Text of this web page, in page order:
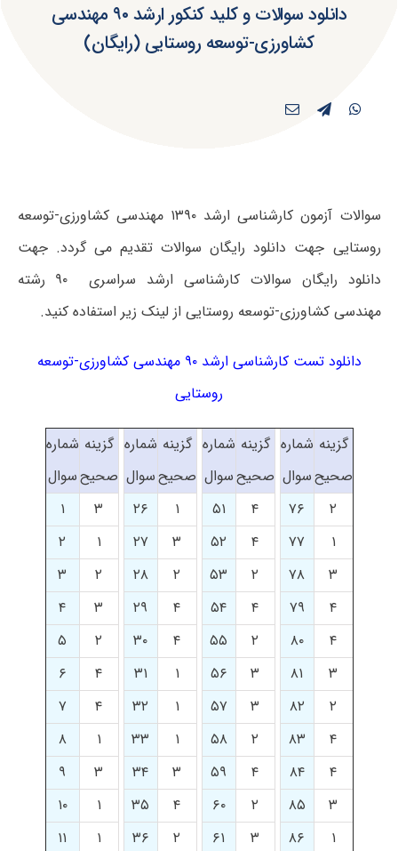
دانلود سوالات و کلید کنکور ارشد ۹۰ مهندسی
کشاورزی-توسعه روستایی (رایگان)
سوالات آزمون کارشناسی ارشد ۱۳۹۰ مهندسی کشاورزی-توسعه
روستایی جهت دانلود رایگان سوالات تقدیم می گردد. جهت
دانلود رایگان سوالات کارشناسی ارشد سراسری ۹۰ رشته
مهندسی کشاورزی-توسعه روستایی از لینک زیر استفاده کنید.
دانلود تست کارشناسی ارشد ۹۰ مهندسی کشاورزی-توسعه
روستایی
گزینه
صحیح
شماره
سوال
گزینه
صحیح
شماره
سوال
گزینه
صحیح
شماره
سوال
گزینه
صحیح
شماره
سوال
۲
۷۶ ۴ ۵۱ ۱ ۲۶ ۳
۱
۱
۷۷ ۴ ۵۲ ۳ ۲۷ ۱
۲
۳
۷۸ ۲ ۵۳ ۲ ۲۸ ۲
۳
۴
۷۹ ۴ ۵۴ ۴ ۲۹ ۳
۴
۴
۸۰ ۲ ۵۵ ۴ ۳۰ ۲
۵
۳
۸۱ ۳ ۵۶ ۱ ۳۱ ۴
۶
۲
۸۲ ۳ ۵۷ ۱ ۳۲ ۴
۷
۴
۸۳ ۲ ۵۸ ۱ ۳۳ ۱
۸
۴
۸۴ ۴ ۵۹ ۳ ۳۴ ۳
۹
۳
۸۵ ۲ ۶۰ ۴ ۳۵ ۱
۱۰
۱
۸۶ ۳ ۶۱ ۲ ۳۶ ۱
۱۱